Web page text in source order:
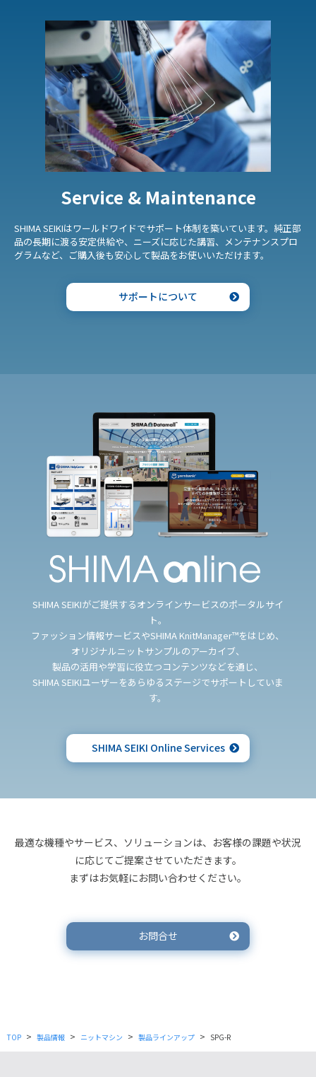
Service & Maintenance
SHIMA SEIKIはワールドワイドでサポート体制を築いています。純正部
品の長期に渡る安定供給や、ニーズに応じた講習、メンテナンスプロ
グラムなど、ご購入後も安心して製品をお使いいただけます。
サポートについて
SHIMA SEIKIがご提供するオンラインサービスのポータルサイ
ト。
ファッション情報サービスやSHIMA KnitManager™をはじめ、
オリジナルニットサンプルのアーカイブ、
製品の活用や学習に役立つコンテンツなどを通じ、
SHIMA SEIKIユーザーをあらゆるステージでサポートしていま
す。
SHIMA SEIKI Online Services
最適な機種やサービス、ソリューションは、お客様の課題や状況
に応じてご提案させていただきます。
まずはお気軽にお問い合わせください。
お問合せ
TOP > 製品情報 > ニットマシン > 製品ラインアップ > SPG-R